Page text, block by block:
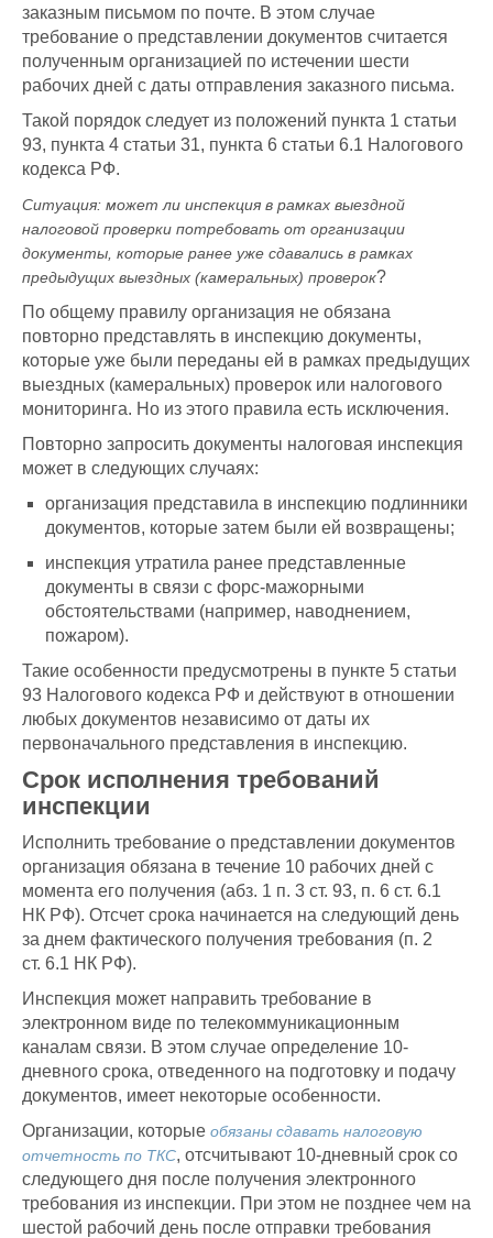
заказным письмом по почте. В этом случае
требование о представлении документов считается
полученным организацией по истечении шести
рабочих дней с даты отправления заказного письма.
Такой порядок следует из положений пункта 1 статьи
93, пункта 4 статьи 31, пункта 6 статьи 6.1 Налогового
кодекса РФ.
Ситуация: может ли инспекция в рамках выездной
налоговой проверки потребовать от организации
документы, которые ранее уже сдавались в рамках
предыдущих выездных (камеральных) проверок?
По общему правилу организация не обязана
повторно представлять в инспекцию документы,
которые уже были переданы ей в рамках предыдущих
выездных (камеральных) проверок или налогового
мониторинга. Но из этого правила есть исключения.
Повторно запросить документы налоговая инспекция
может в следующих случаях:
организация представила в инспекцию подлинники
документов, которые затем были ей возвращены;
инспекция утратила ранее представленные
документы в связи с форс-мажорными
обстоятельствами (например, наводнением,
пожаром).
Такие особенности предусмотрены в пункте 5 статьи
93 Налогового кодекса РФ и действуют в отношении
любых документов независимо от даты их
первоначального представления в инспекцию.
Срок исполнения требований
инспекции
Исполнить требование о представлении документов
организация обязана в течение 10 рабочих дней с
момента его получения (абз. 1 п. 3 ст. 93, п. 6 ст. 6.1
НК РФ). Отсчет срока начинается на следующий день
за днем фактического получения требования (п. 2
ст. 6.1 НК РФ).
Инспекция может направить требование в
электронном виде по телекоммуникационным
каналам связи. В этом случае определение 10-
дневного срока, отведенного на подготовку и подачу
документов, имеет некоторые особенности.
Организации, которые обязаны сдавать налоговую
отчетность по ТКС, отсчитывают 10-дневный срок со
следующего дня после получения электронного
требования из инспекции. При этом не позднее чем на
шестой рабочий день после отправки требования